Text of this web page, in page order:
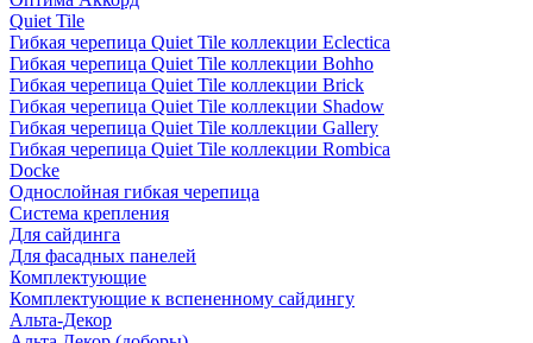
Quiet Tile
Гибкая черепица Quiet Tile коллекции Eclectica
Гибкая черепица Quiet Tile коллекции Bohho
Гибкая черепица Quiet Tile коллекции Brick
Гибкая черепица Quiet Tile коллекции Shadow
Гибкая черепица Quiet Tile коллекции Gallery
Гибкая черепица Quiet Tile коллекции Rombica
Docke
Однослойная гибкая черепица
Система крепления
Для сайдинга
Для фасадных панелей
Комплектующие
Комплектующие к вспененному сайдингу
Альта-Декор